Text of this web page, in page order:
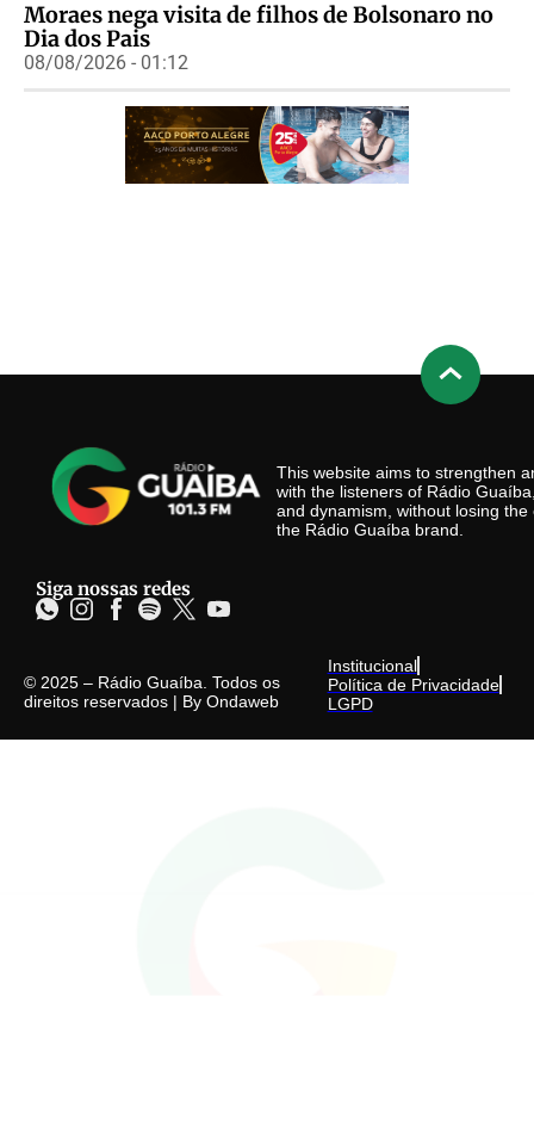
Moraes nega visita de filhos de Bolsonaro no
Dia dos Pais
08/08/2026 - 01:12
This website aims to strengthen
with the listeners of Rádio
and dynamism, without losing
the Rádio Guaíba brand.
Siga nossas redes
© 2025 – Rádio Guaíba. Todos os
direitos reservados | By Ondaweb
Institucional
Política de Privacidade
LGPD